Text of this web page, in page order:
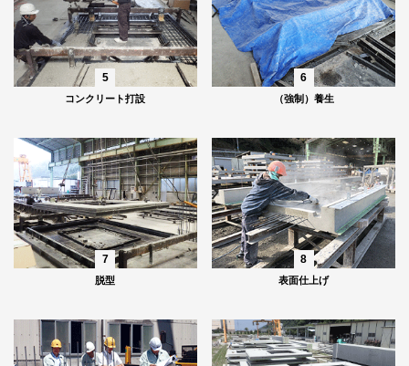
5
コンクリート打設
6
（強制）養生
7
脱型
8
表面仕上げ